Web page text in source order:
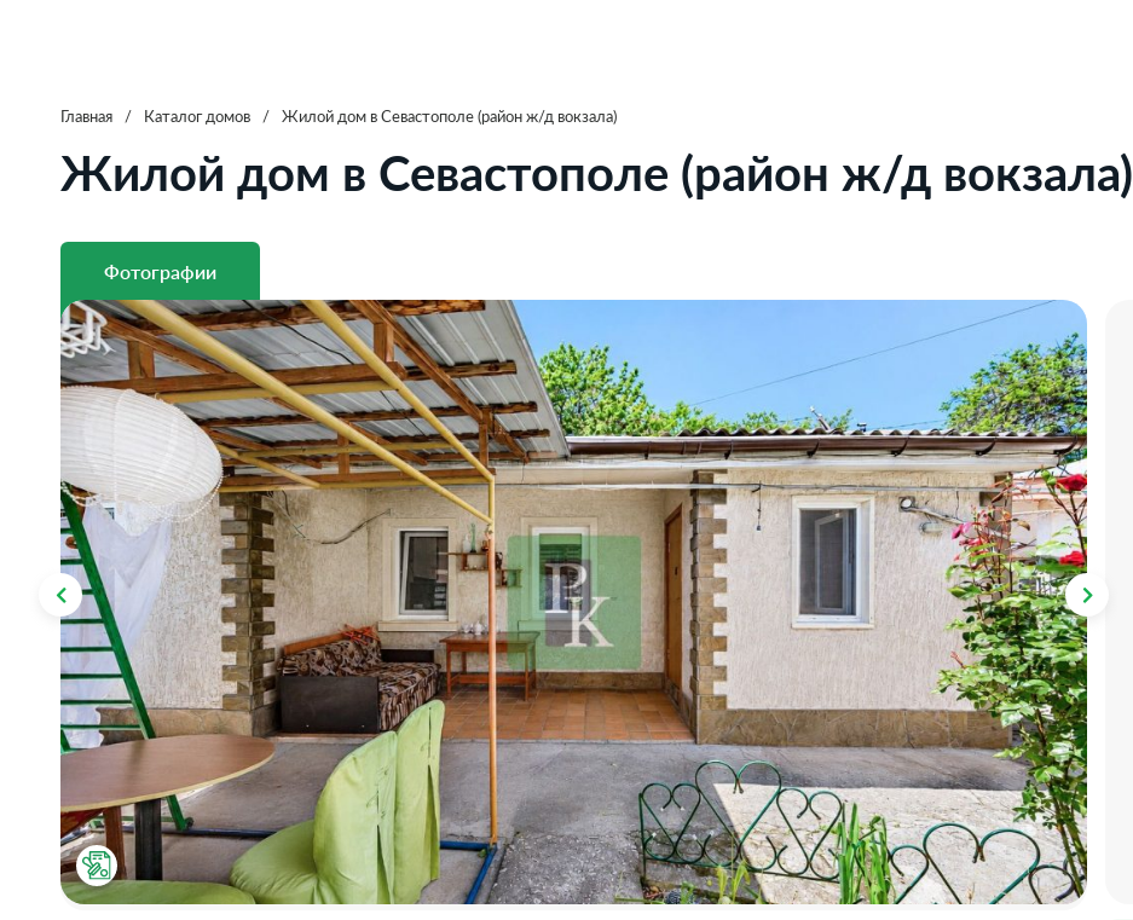
Главная / Каталог домов / Жилой дом в Севастополе (район ж/д вокзала)
Жилой дом в Севастополе (район ж/д вокзала)
Фотографии